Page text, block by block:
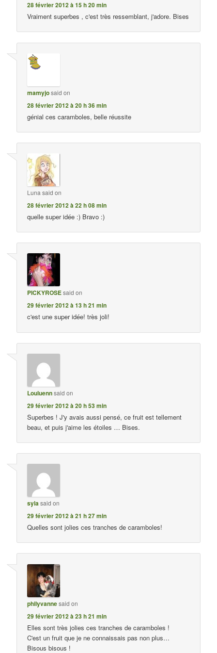
28 février 2012 à 15 h 20 min
Vraiment superbes , c'est très ressemblant, j'adore. Bises
mamyjosaid on
28 février 2012 à 20 h 36 min
génial ces caramboles, belle réussite
Luna said on
28 février 2012 à 22 h 08 min
quelle super idée :) Bravo :)
PICKYROSEsaid on
29 février 2012 à 13 h 21 min
c'est une super idée! très joli!
Louluennsaid on
29 février 2012 à 20 h 53 min
Superbes ! J'y avais aussi pensé, ce fruit est tellement
beau, et puis j'aime les étoiles … Bises.
sylasaid on
29 février 2012 à 21 h 27 min
Quelles sont jolies ces tranches de caramboles!
philyvannesaid on
29 février 2012 à 23 h 21 min
Elles sont très jolies ces tranches de caramboles !
C'est un fruit que je ne connaissais pas non plus…
Bisous bisous !